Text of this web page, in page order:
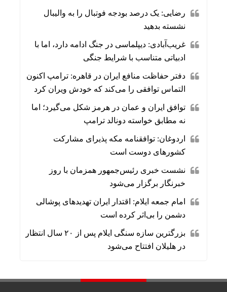
رضایی: یک درصد بودجه فوتبال را به والیبال
نشسته بدهید
غریب‌آبادی: دیپلماسی در جنگ ادامه دارد، اما با
ادبیاتی متناسب با شرایط جنگی
دفتر حفاظت منافع ایران در قاهره: ترامپ اکنون
التماس توافقی را می‌کند که خودش ویران کرد
توافق ایران و عمان در هرمز شکل می‌گیرد؛ اما
نه مطابق خواسته دونالد ترامپ
اردوغان: توافقنامه مکه پذیرای مشارکت
کشورهای دوست است
نشست خبری رئیس‌جمهور همزمان با روز
خبرنگار برگزار می‌شود
امام جمعه ایلام: اقتدار ایران تهدیدهای پوشالی
دشمن را بی‌اثر کرده است
بزرگترین سازه سنگی ایلام پس از ۲۰ سال انتظار
در هلیلان افتتاح می‌شود